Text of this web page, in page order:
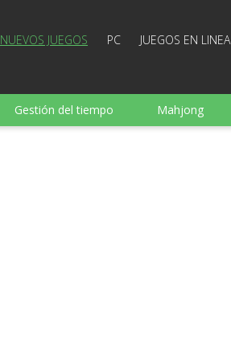
NUEVOS JUEGOS PC JUEGOS EN LINEA
Gestión del tiempo Mahjong